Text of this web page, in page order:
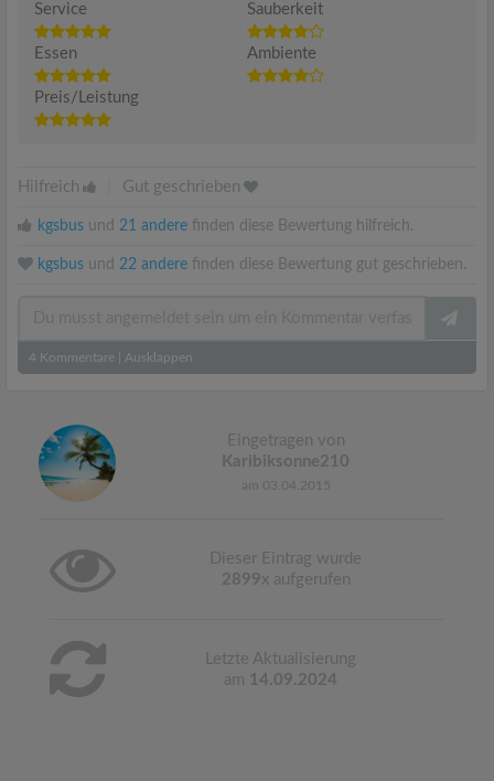
Service
Sauberkeit
Essen Ambiente
Preis/Leistung
Hilfreich Gut geschrieben
kgsbus und 21 andere finden diese Bewertung hilfreich.
kgsbus und 22 andere finden diese Bewertung gut geschrieben.
4 Kommentare Ausklappen
Eingetragen von
Karibiksonne210
am 03.04.2015
Dieser Eintrag wurde
2899x aufgerufen
Letzte Aktualisierung
am 14.09.2024